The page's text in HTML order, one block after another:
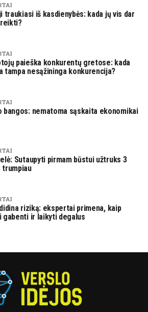
traukiasi iš kasdienybės: kada jų vis dar
paieška konkurentų gretose: kada
tampa nesąžininga konkurencija?
bangos: nematoma sąskaita ekonomikai
Sutaupyti pirmam būstui užtruks 3
trumpiau
riziką: ekspertai primena, kaip
gabenti ir laikyti degalus